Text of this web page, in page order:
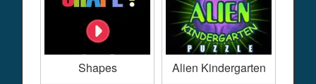
Shapes Alien Kindergarten